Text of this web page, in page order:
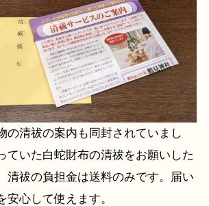
の清祓の案内も同封されていまし
ていた白蛇財布の清祓をお願いした
清祓の負担金は送料のみです。届い
安心して使えます。